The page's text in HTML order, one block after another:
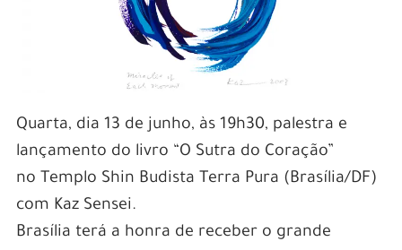
Quarta, dia 13 de junho, às 19h30, palestra e
lançamento do livro “O Sutra do Coração”
no Templo Shin Budista Terra Pura (Brasília/DF)
com Kaz Sensei.
Brasília terá a honra de receber o grande